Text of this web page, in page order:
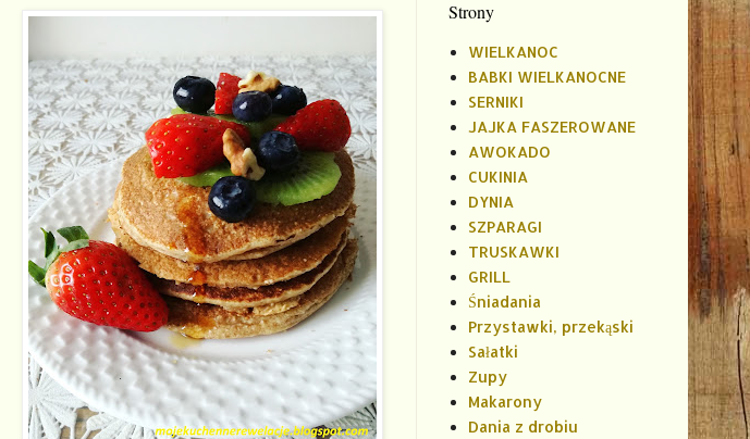
Strony
WIELKANOC
BABKI WIELKANOCNE
SERNIKI
JAJKA FASZEROWANE
AWOKADO
CUKINIA
DYNIA
SZPARAGI
TRUSKAWKI
GRILL
Śniadania
Przystawki, przekąski
Sałatki
Zupy
Makarony
Dania z drobiu